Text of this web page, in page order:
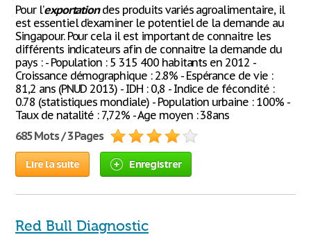
Pour l’exportationdes produits variés agroalimentaire, il
est essentiel d’examiner le potentiel de la demande au
Singapour. Pour cela il est important de connaitre les
différents indicateurs afin de connaitre la demande du
pays : - Population : 5 315 400 habitants en 2012 -
Croissance démographique : 2.8% - Espérance de vie :
81,2 ans (PNUD 2013) - IDH : 0,8 - Indice de fécondité :
0.78 (statistiques mondiale) - Population urbaine : 100% -
Taux de natalité : 7,72% - Age moyen : 38ans
685 Mots / 3 Pages
Lire la suite Enregistrer
Red Bull Diagnostic